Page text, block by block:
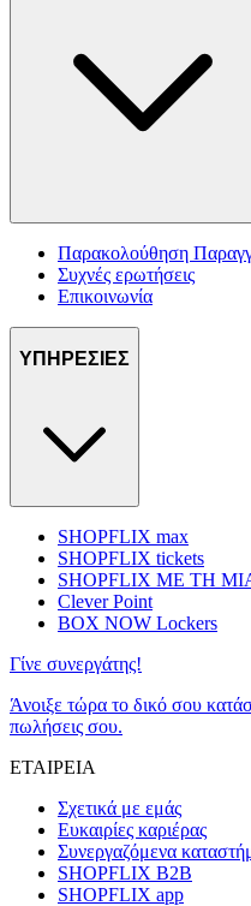
Παρακολούθηση
Συχνές ερωτήσεις
Επικοινωνία
ΥΠΗΡΕΣΙΕΣ
SHOPFLIX max
SHOPFLIX tickets
SHOPFLIX ΜΕ ΤΗ
Clever Point
BOX NOW Lockers
Γίνε συνεργάτης!
Άνοιξε τώρα το δικό σου
πωλήσεις σου.
ΕΤΑΙΡΕΙΑ
Σχετικά με εμάς
Ευκαιρίες καριέρας
Συνεργαζόμενα
SHOPFLIX B2B
SHOPFLIX app